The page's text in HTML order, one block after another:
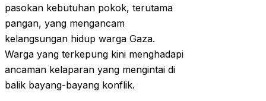
pasokan kebutuhan pokok, terutama
pangan, yang mengancam
kelangsungan hidup warga Gaza.
Warga yang terkepung kini menghadapi
ancaman kelaparan yang mengintai di
balik bayang-bayang konflik.